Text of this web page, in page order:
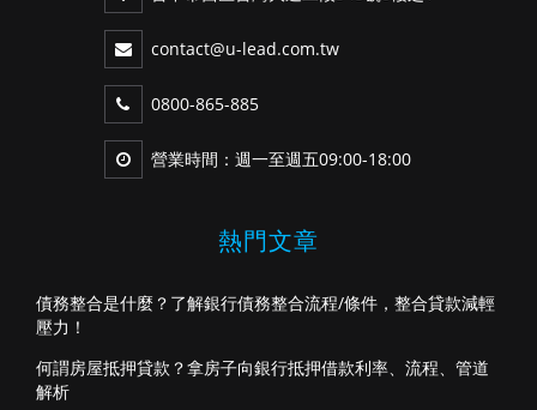
contact@u-lead.com.tw
0800-865-885
營業時間：週一至週五09:00-18:00
熱門文章
債務整合是什麼？了解銀行債務整合流程/條件，整合貸款減輕
壓力！
何謂房屋抵押貸款？拿房子向銀行抵押借款利率、流程、管道
解析